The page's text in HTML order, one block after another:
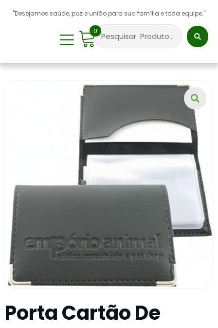
"Desejamos saúde, paz e união para sua família e toda equipe."
0
Porta Cartão De